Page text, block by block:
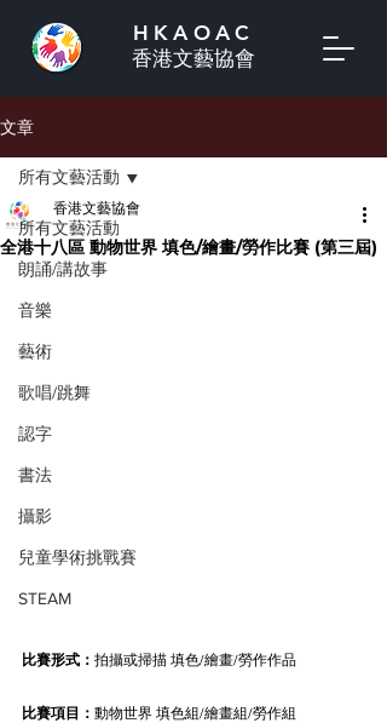
HKAOAC
香港文藝協會
文章
所有文藝活動
朗誦/講故事
音樂
藝術
歌唱/跳舞
認字
書法
攝影
兒童學術挑戰賽
STEAM
所有文藝活動
全港十八區 動物世界 填色/繪畫/勞作比賽 (第三屆)
香港文藝協會
比賽形式： 拍攝或掃描 填色/繪畫/勞作作品
比賽項目： 動物世界 填色組/繪畫組/勞作組